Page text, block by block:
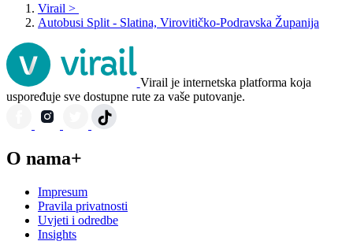
Virail >
Autobusi Split - Slatina, Virovitičko-Podravska Županija
Virail je internetska platforma koja
uspoređuje sve dostupne rute za vaše putovanje.
O nama+
Impresum
Pravila privatnosti
Uvjeti i odredbe
Insights